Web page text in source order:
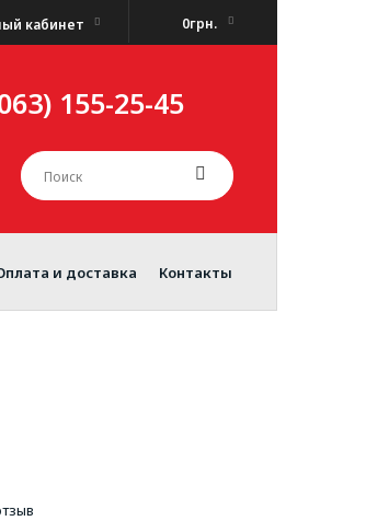
0грн.
кабинет
155-25-45
Контакты
и доставка